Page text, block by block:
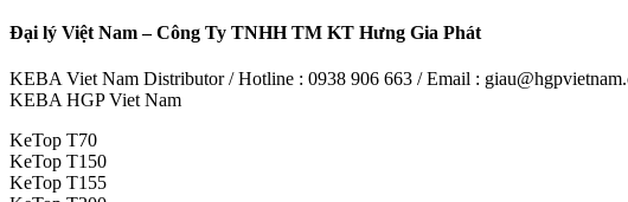
Đại lý Việt Nam – Công Ty TNHH TM KT Hưng Gia Phát
KEBA Viet Nam Distributor / Hotline : 0938 906 663 / Email :
KEBA HGP Viet Nam
KeTop T70
KeTop T150
KeTop T155